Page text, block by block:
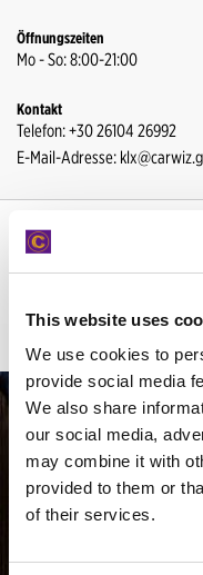
This website uses
We use cookies to
provide social media
We also share
our social media,
may combine it with
provided to them or
of their services.
Öffnungszeiten
Mo - So: 8:00-21:00
Kontakt
Telefon: +30 26104 26992
E-Mail-Adresse:
soziokulturellen Angebote